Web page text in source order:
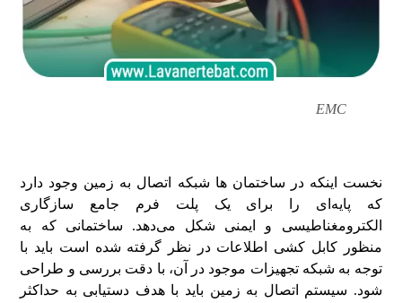
EMC
نخست اینکه در ساختمان ها شبکه اتصال به زمین وجود دارد
که پایه‌ای را برای یک پلت فرم جامع سازگاری
الکترومغناطیسی و ایمنی شکل می‌دهد. ساختمانی که به
منظور کابل کشی اطلاعات در نظر گرفته شده است باید با
توجه به شبکه تجهیزات موجود در آن، با دقت بررسی و طراحی
شود. سیستم اتصال به زمین باید با هدف دستیابی به حداکثر